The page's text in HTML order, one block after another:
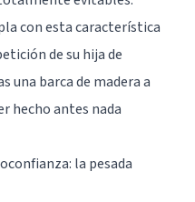
con esta característica
de su hija de
una barca de madera a
hecho antes nada
la pesada